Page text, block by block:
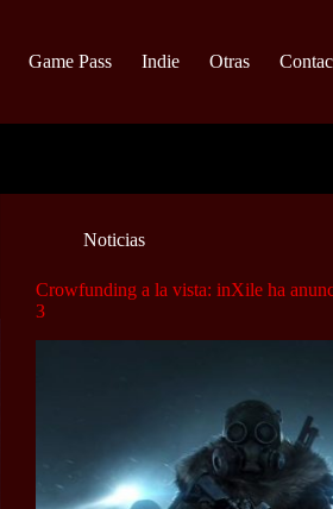
Game Pass Indie Otras
Noticias
Crowfunding a la vista: inXile ha
3